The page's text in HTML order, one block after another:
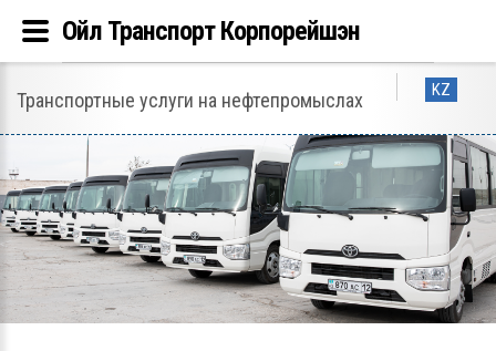
KZ
Транспортные услуги на нефтепромыслах
Ойл Транспорт Корпорейшэн